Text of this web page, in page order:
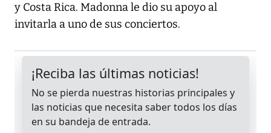
y Costa Rica. Madonna le dio su apoyo al
invitarla a uno de sus conciertos.